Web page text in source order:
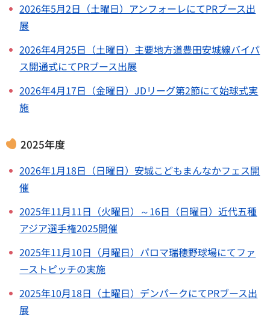
2026年5月2日（土曜日）アンフォーレにてPRブース出
展
2026年4月25日（土曜日）主要地方道豊田安城線バイパ
ス開通式にてPRブース出展
2026年4月17日（金曜日）JDリーグ第2節にて始球式実
施
2025年度
2026年1月18日（日曜日）安城こどもまんなかフェス開
催
2025年11月11日（火曜日）～16日（日曜日）近代五種
アジア選手権2025開催
2025年11月10日（月曜日）パロマ瑞穂野球場にてファ
ーストピッチの実施
2025年10月18日（土曜日）デンパークにてPRブース出
展